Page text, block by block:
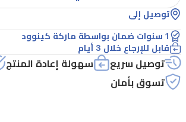
توصيل إلى
1 سنوات ضمان بواسطة ماركة كينوود
قابل للإرجاع خلال 3 أيام
توصيل سريع سهولة إعادة المنتج
تسوق بأمان